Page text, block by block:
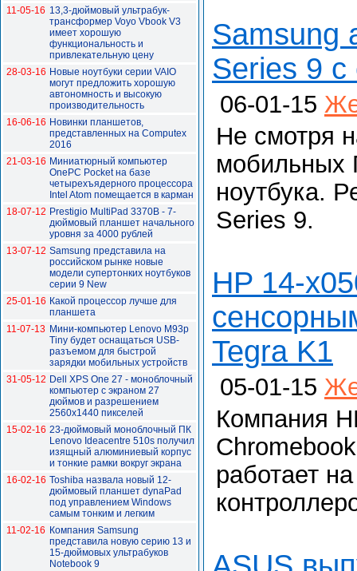
11-05-16 13,3-дюймовый ультрабук-
трансформер Voyo Vbook V3
имеет хорошую
функциональность и
привлекательную цену
28-03-16 Новые ноутбуки серии VAIO
могут предложить хорошую
автономность и высокую
производительность
16-06-16 Новинки планшетов,
представленных на Сomputex
2016
21-03-16 Миниатюрный компьютер
OnePC Pocket на базе
четырехъядерного процессора
Intel Atom помещается в карман
18-07-12 Prestigio MultiPad 3370B - 7-
дюймовый планшет начального
уровня за 4000 рублей
13-07-12 Samsung представила на
российском рынке новые
модели супертонких ноутбуков
серии 9 New
25-01-16 Какой процессор лучше для
планшета
11-07-13 Мини-компьютер Lenovo M93p
Tiny будет оснащаться USB-
разъемом для быстрой
зарядки мобильных устройств
31-05-12 Dell XPS One 27 - моноблочный
компьютер с экраном 27
дюймов и разрешением
2560х1440 пикселей
15-02-16 23-дюймовый моноблочный ПК
Lenovo Ideacentre 510s получил
изящный алюминиевый корпус
и тонкие рамки вокруг экрана
16-02-16 Toshiba назвала новый 12-
дюймовый планшет dynaPad
под управлением Windows
самым тонким и легким
11-02-16 Компания Samsung
представила новую серию 13 и
15-дюймовых ультрабуков
Notebook 9
Samsung
Series 9
06-01-15
Не смотря
мобильных
ноутбука.
Series 9.
HP 14-
Tegra K1
05-01-15
Компания
работает